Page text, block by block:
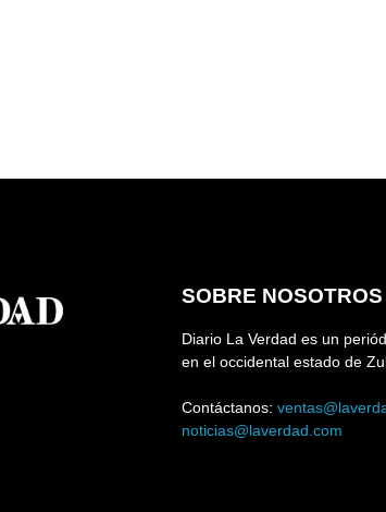
SOBRE NOSOTROS
Diario La Verdad es un
en el occidental estado de
Contáctanos:
noticias@laverdad.com